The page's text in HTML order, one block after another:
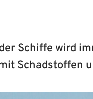
Schiffe wird
Schadstoffen